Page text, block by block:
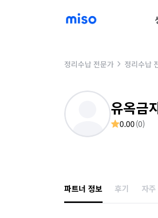
정리수납 전문가 정리수납
유옥금
0.00(0)
파트너 정보 후기 자